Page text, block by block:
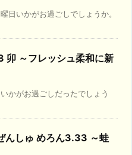
日いかがお過ごしでしょうか。
卯 ～フレッシュ柔和に新
かがお過ごしだったでしょう
んしゅ めろん3.33 ～蛙